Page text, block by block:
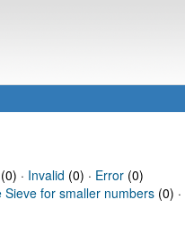
(0) · Invalid (0) · Error(0)
Sieve for smaller numbers (0) ·